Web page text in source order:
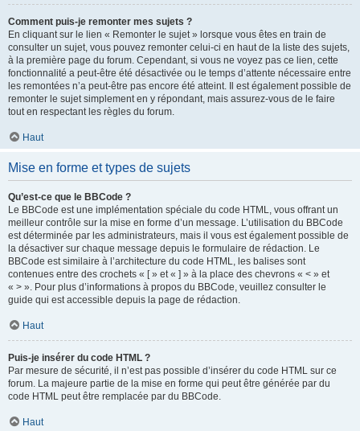
Comment puis-je remonter mes sujets ?
En cliquant sur le lien « Remonter le sujet » lorsque vous êtes en train de
consulter un sujet, vous pouvez remonter celui-ci en haut de la liste des sujets,
à la première page du forum. Cependant, si vous ne voyez pas ce lien, cette
fonctionnalité a peut-être été désactivée ou le temps d’attente nécessaire entre
les remontées n’a peut-être pas encore été atteint. Il est également possible de
remonter le sujet simplement en y répondant, mais assurez-vous de le faire
tout en respectant les règles du forum.
Haut
Mise en forme et types de sujets
Qu’est-ce que le BBCode ?
Le BBCode est une implémentation spéciale du code HTML, vous offrant un
meilleur contrôle sur la mise en forme d’un message. L’utilisation du BBCode
est déterminée par les administrateurs, mais il vous est également possible de
la désactiver sur chaque message depuis le formulaire de rédaction. Le
BBCode est similaire à l’architecture du code HTML, les balises sont
contenues entre des crochets « [ » et « ] » à la place des chevrons « < » et
« > ». Pour plus d’informations à propos du BBCode, veuillez consulter le
guide qui est accessible depuis la page de rédaction.
Haut
Puis-je insérer du code HTML ?
Par mesure de sécurité, il n’est pas possible d’insérer du code HTML sur ce
forum. La majeure partie de la mise en forme qui peut être générée par du
code HTML peut être remplacée par du BBCode.
Haut